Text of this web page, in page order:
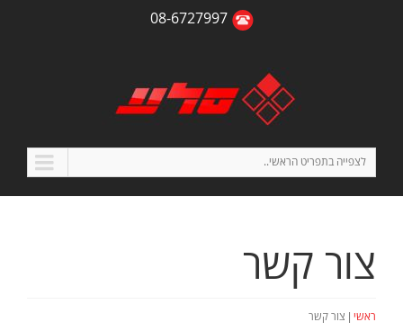
08-6727997
לצפייה בתפריט הראשי..
צור קשר
ראשי צור קשר